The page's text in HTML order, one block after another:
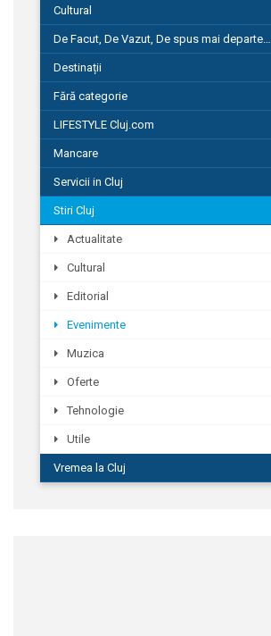
Cultural
De Facut, De Vazut, De spus mai departe…
Destinații
Fără categorie
LIFESTYLE Cluj.com
Mancare
Servicii in Cluj
Stiri Cluj
Actualitate
Cultural
Editorial
Evenimente
Muzica
Oferte
Tehnologie
Utile
Vremea la Cluj